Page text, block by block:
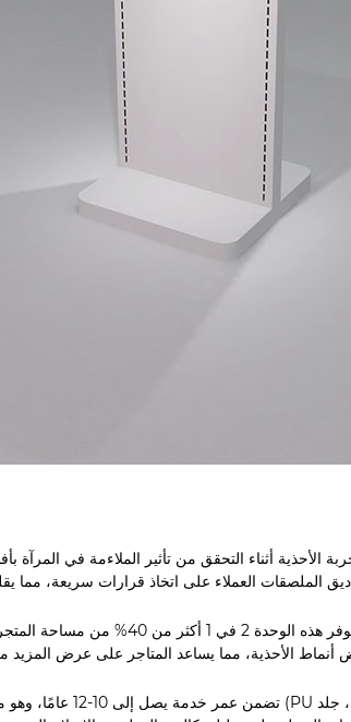
الأحذية أثناء التحقق من تأثير الملاءمة في المرآة
الملصقات العملاء على اتخاذ قرارات سريعة،
بالمقارنة مع المجموعة المنفصلة من المقعد
أنماط الأحذية، مما يساعد المتاجر على عرض